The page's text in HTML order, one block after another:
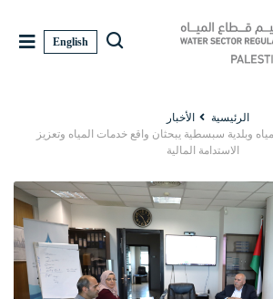
English
الرئيسية
الأخبار
وبلدية سبسطية يبحثان واقع خدمات المياه وتعزيز
الاستدامة المالية